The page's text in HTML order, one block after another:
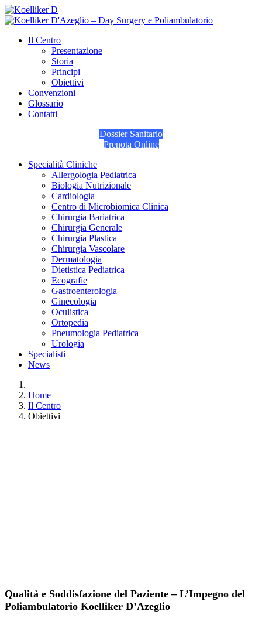
Il Centro
Presentazione
Storia
Principi
Obiettivi
Convenzioni
Glossario
Contatti
Dossier Sanitario
Prenota Online
Specialità Cliniche
Allergologia Pediatrica
Biologia Nutrizionale
Cardiologia
Centro di Microbiomica Clinica
Chirurgia Bariatrica
Chirurgia Generale
Chirurgia Plastica
Chirurgia Vascolare
Dermatologia
Dietistica Pediatrica
Ecografie
Gastroenterologia
Ginecologia
Oculistica
Ortopedia
Pneumologia Pediatrica
Urologia
Specialisti
News
Home
Il Centro
Obiettivi
Qualità e Soddisfazione del Paziente – L’Impegno del
Poliambulatorio Koelliker D’Azeglio